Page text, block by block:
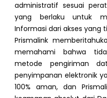
administratif sesuai
yang berlaku untuk
Informasi dari akses yang
Prismalink
memahami bahwa
metode pengiriman
penyimpanan elektronik
100% aman, dan